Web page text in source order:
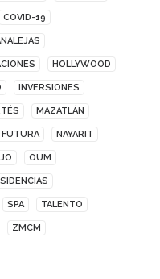
COVID-19
HOLLYWOOD
INVERSIONES
MAZATLÁN
FUTURA NAYARIT
OUM
SPA TALENTO
ZMCM